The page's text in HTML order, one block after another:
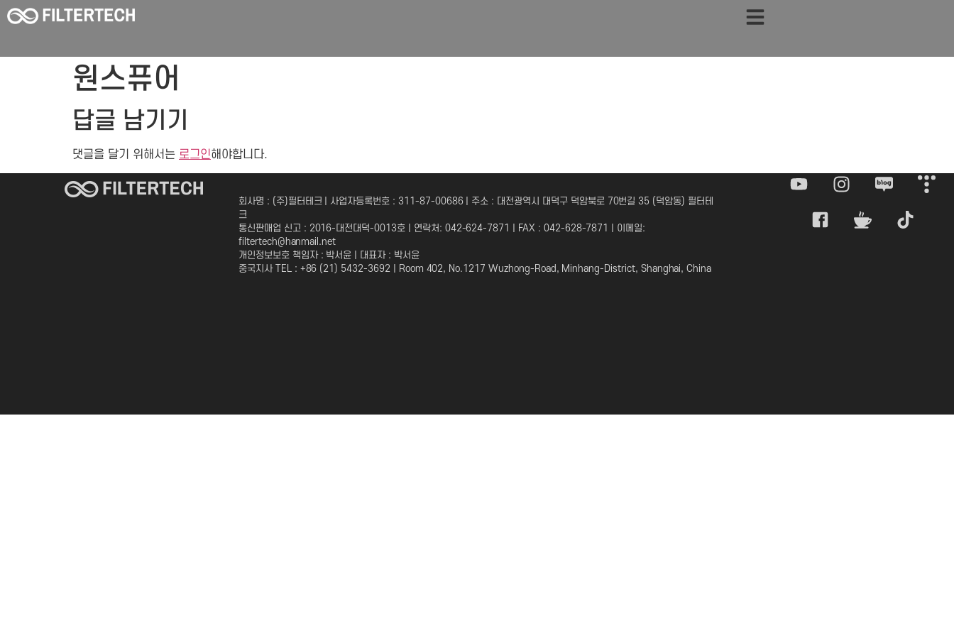
원스퓨어
답글 남기기
댓글을 달기 위해서는 로그인해야합니다.
회사명 : (주)필터테크 | 사업자등록번호 : 311-87-00686 | 주소 : 대전광역시 대덕구 덕암북로 70번길 35 (덕암동) 필터테
크
통신판매업 신고 : 2016-대전대덕-0013호 | 연락처: 042-624-7871 | FAX : 042-628-7871 | 이메일:
filtertech@hanmail.net
개인정보보호 책임자 : 박서윤 | 대표자 : 박서윤
중국지사 TEL : +86 (21) 5432-3692 | Room 402, No.1217 Wuzhong-Road, Minhang-District, Shanghai, China